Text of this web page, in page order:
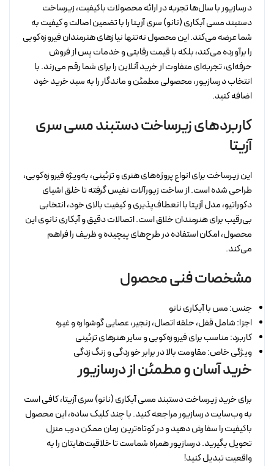
درسازیور با سال‌ها تجربه در ارائه محصولات باکیفیت، زیرساخت
دستبند مسی آبکاری (نانو) سری آزیتا را با تضمین اصالت و کیفیت به
شما عرضه می‌کند. این محصول نه‌تنها نیازهای هنرمندان فیروزه‌کوبی
را برآورده می‌کند، بلکه با قیمت رقابتی و خدمات پس از فروش
حرفه‌ای، تجربه‌ای متفاوت از خرید آنلاین را برای شما رقم می‌زند. با
انتخاب درسازیور، محصولی مطمئن و ماندگار را به سبد خرید خود
اضافه کنید.
کاربردهای زیرساخت دستبند مسی سری
آزیتا
این زیرساخت برای انواع پروژه‌های هنری و تزئینی، به‌ویژه فیروزه‌کوبی،
طراحی شده است. از ساخت زیورآلات نفیس گرفته تا خلق اشیای
دکوراتیو، مدل آزیتا با انعطاف‌پذیری و کیفیت بالای خود، انتخابی
بی‌رقیب برای هنرمندان خلاق است. اتصالات دقیق و آبکاری نانوی این
محصول، امکان استفاده در طرح‌های پیچیده و ظریف را فراهم
می‌کند.
مشخصات فنی محصول
جنس: مس با آبکاری نانو
اجزا: شامل قفل، حلقه اتصال، زنجیر، عصایی گوشواره و غیره
کاربرد: مناسب برای فیروزه‌کوبی و سایر هنرهای تزئینی
ویژگی خاص: مقاومت بالا در برابر خوردگی و زنگ‌زدگی
خرید آسان و مطمئن از درسازیور
برای خرید زیرساخت دستبند مسی آبکاری (نانو) سری آزیتا، کافی است
به وب‌سایت درسازیور مراجعه کنید. با چند کلیک ساده، این محصول
باکیفیت را سفارش دهید و در کوتاه‌ترین زمان ممکن درب منزل
تحویل بگیرید. درسازیور همراه شماست تا خلاقیت‌هایتان را به
واقعیت تبدیل کنید!